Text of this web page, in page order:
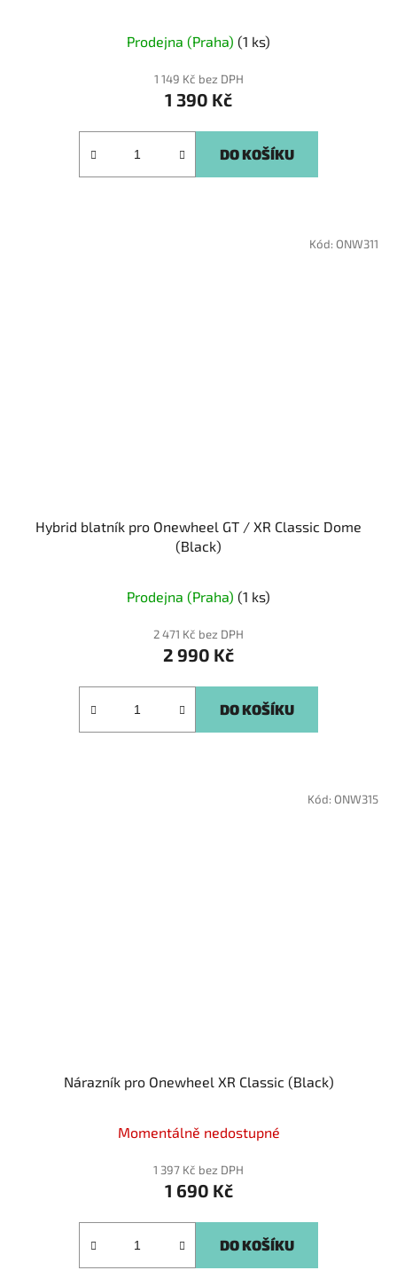
Prodejna (Praha) (1 ks)
1 149 Kč bez DPH
1 390 Kč
DO KOŠÍKU
Hybrid blatník pro Onewheel GT / XR Classic Dome
(Black)
Prodejna (Praha) (1 ks)
2 471 Kč bez DPH
2 990 Kč
DO KOŠÍKU
Kód: ONW311
Nárazník pro Onewheel XR Classic (Black)
Momentálně nedostupné
1 397 Kč bez DPH
1 690 Kč
DO KOŠÍKU
Kód: ONW315